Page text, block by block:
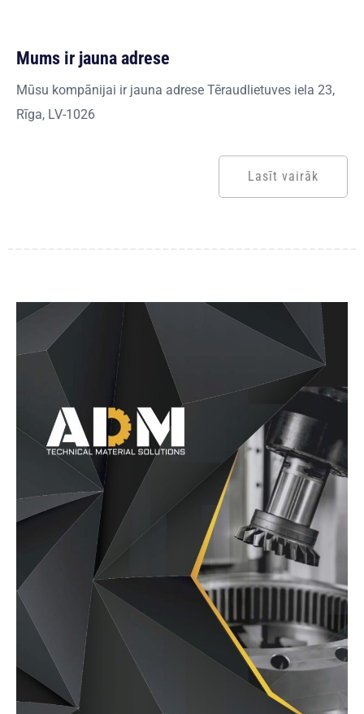
Mums ir jauna adrese
Mūsu kompānijai ir jauna adrese Tēraudlietuves iela 23,
Rīga, LV-1026
Lasīt vairāk